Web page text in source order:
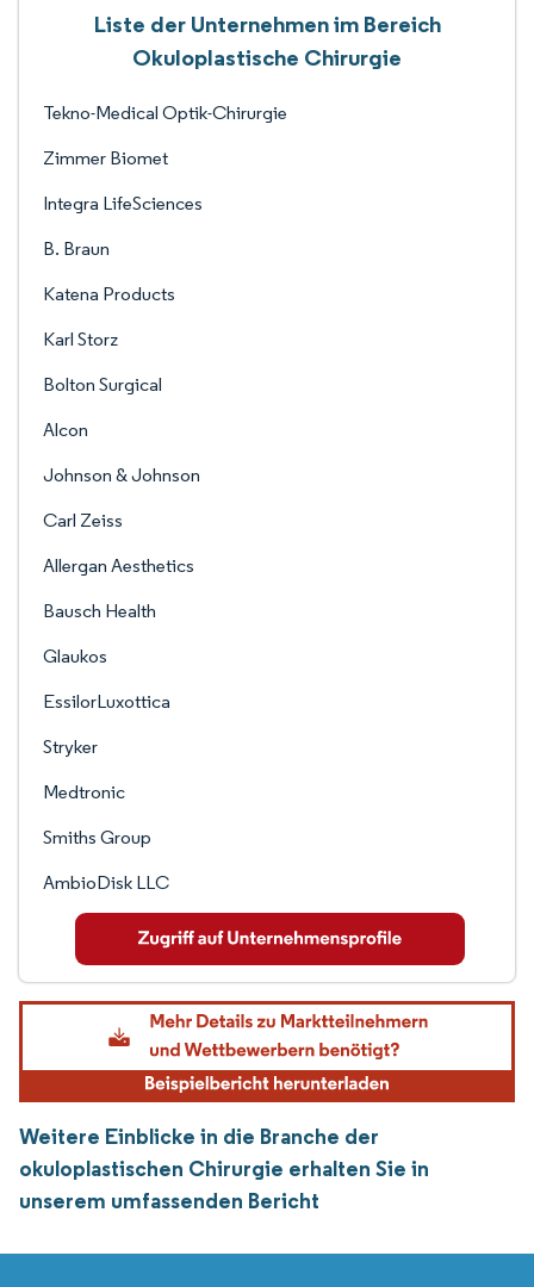
Liste der Unternehmen im Bereich
Okuloplastische Chirurgie
Tekno-Medical Optik-Chirurgie
Zimmer Biomet
Integra LifeSciences
B. Braun
Katena Products
Karl Storz
Bolton Surgical
Alcon
Johnson & Johnson
Carl Zeiss
Allergan Aesthetics
Bausch Health
Glaukos
EssilorLuxottica
Stryker
Medtronic
Smiths Group
AmbioDisk LLC
Weitere Einblicke in die Branche der
okuloplastischen Chirurgie erhalten Sie in
unserem umfassenden Bericht